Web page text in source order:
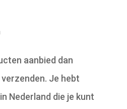
aanbied dan
Je hebt
Nederland die je kunt